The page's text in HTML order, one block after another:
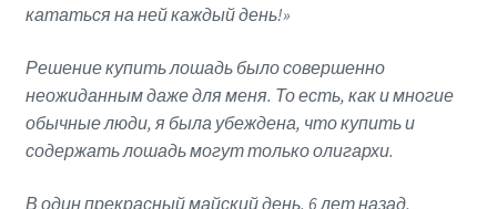
кататься на ней каждый день!»
Решение купить лошадь было совершенно
неожиданным даже для меня. То есть, как и многие
обычные люди, я была убеждена, что купить и
содержать лошадь могут только олигархи.
В один прекрасный майский день, 6 лет назад,